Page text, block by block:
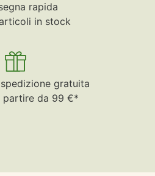
rapida
in stock
gratuita
partire da 99 €*